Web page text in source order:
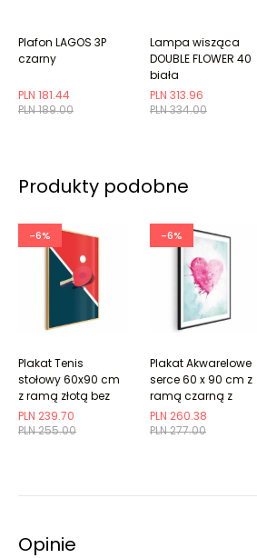
PLN 189.00
PLN 181.44
Plafon LAGOS 3P
czarny
PLN 334.00
PLN 313.96
Lampa wisząca
DOUBLE FLOWER 40
biała
Produkty podobne
-6%
PLN 255.00
PLN 239.70
Plakat Tenis
stołowy 60x90 cm
z ramą złotą bez
marginesu
-6%
PLN 277.00
PLN 260.38
Plakat Akwarelowe
serce 60 x 90 cm z
ramą czarną z
marginesem
Opinie